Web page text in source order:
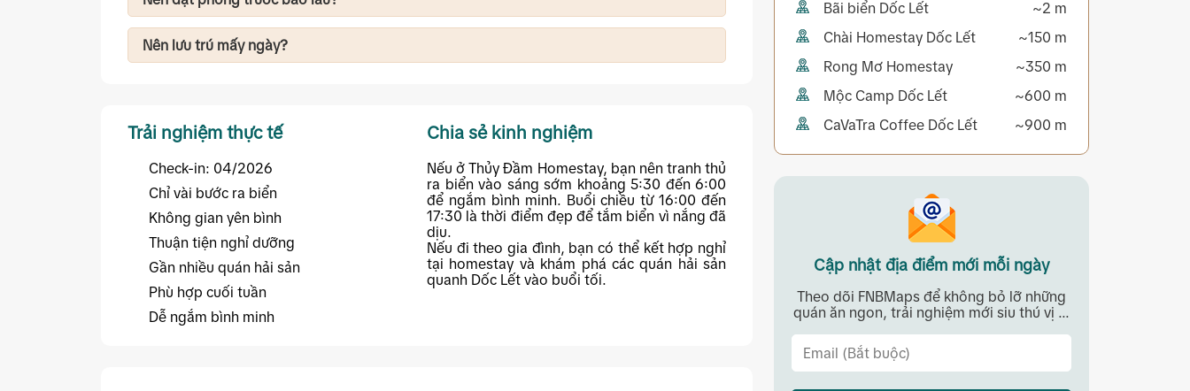
Nếu đi vào mùa hè, cuối tuần hoặc dịp lễ, bạn nên đặt phòng trước khoảng 1 đến 2 tuần để
dễ chọn phòng.
Nên lưu trú mấy ngày?
Trải nghiệm thực tế
Check-in: 04/2026
Chỉ vài bước ra biển
Không gian yên bình
Thuận tiện nghỉ dưỡng
Gần nhiều quán hải sản
Phù hợp cuối tuần
Dễ ngắm bình minh
Chia sẻ kinh nghiệm
Nếu ở Thủy Đầm Homestay, bạn nên tranh thủ
ra biển vào sáng sớm khoảng 5:30 đến 6:00
để ngắm bình minh. Buổi chiều từ 16:00 đến
17:30 là thời điểm đẹp để tắm biển vì nắng đã
dịu.
Nếu đi theo gia đình, bạn có thể kết hợp nghỉ
tại homestay và khám phá các quán hải sản
quanh Dốc Lết vào buổi tối.
Bãi biển Dốc Lết
~2 m
Chài Homestay Dốc Lết
~150 m
Rong Mơ Homestay
~350 m
Mộc Camp Dốc Lết
~600 m
CaVaTra Coffee Dốc Lết
~900 m
Cập nhật địa điểm mới mỗi ngày
Theo dõi FNBMaps để không bỏ lỡ những
quán ăn ngon, trải nghiệm mới siu thú vị ...